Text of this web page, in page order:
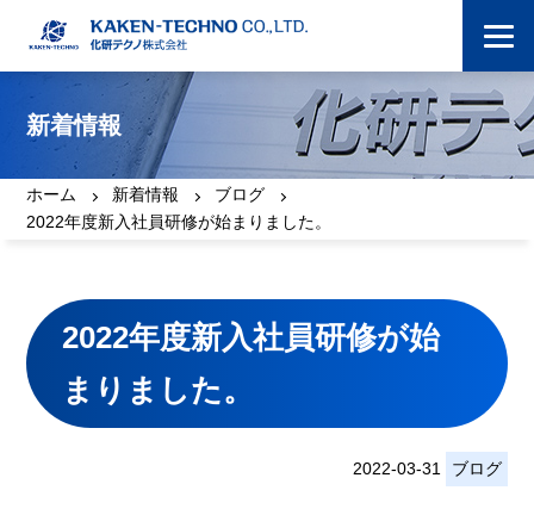
新着情報
ホーム 新着情報
ブログ
2022年度新入社員研修が始まりました。
2022年度新入社員研修が始
まりました。
2022-03-31 ブログ